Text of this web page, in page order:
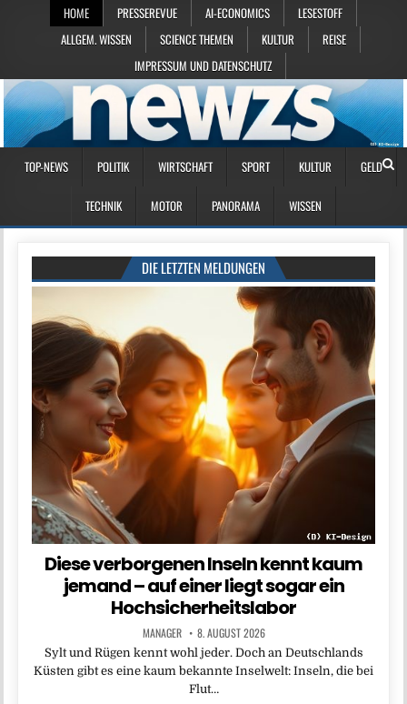
HOME PRESSEREVUE AI-ECONOMICS
LESESTOFF
ALLGEM. WISSEN
SCIENCE THEMEN KULTUR
REISE
IMPRESSUM UND DATENSCHUTZ
TOP-NEWS POLITIK WIRTSCHAFT SPORT KULTUR GELD
TECHNIK MOTOR PANORAMA WISSEN
DIE LETZTEN MELDUNGEN
Diese verborgenen Inseln kennt kaum
jemand – auf einer liegt sogar ein
Hochsicherheitslabor
MANAGER 8. AUGUST 2026
Sylt und Rügen kennt wohl jeder. Doch an Deutschlands
Küsten gibt es eine kaum bekannte Inselwelt: Inseln, die bei
Flut…